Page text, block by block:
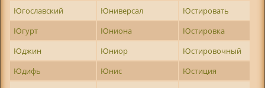
Югославский
Юниверсал
Юстировать
Югурт
Юниона
Юстировка
Юджин
Юниор
Юстировочный
Юдифь
Юнис
Юстиция